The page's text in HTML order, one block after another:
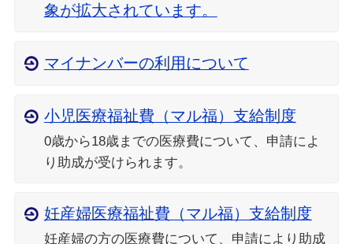
象が拡大されています。
マイナンバーの利用について
小児医療福祉費（マル福）支給制度
0歳から18歳までの医療費について、申請によ
り助成が受けられます。
妊産婦医療福祉費（マル福）支給制度
妊産婦の方の医療費について、申請により助成